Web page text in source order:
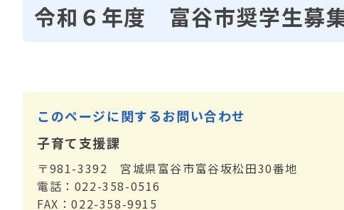
令和６年度 富谷市奨学生募
このページに関するお問い合わせ
子育て支援課
〒981-3392 宮城県富谷市富谷坂松田30番地
電話：022-358-0516
FAX：022-358-9915